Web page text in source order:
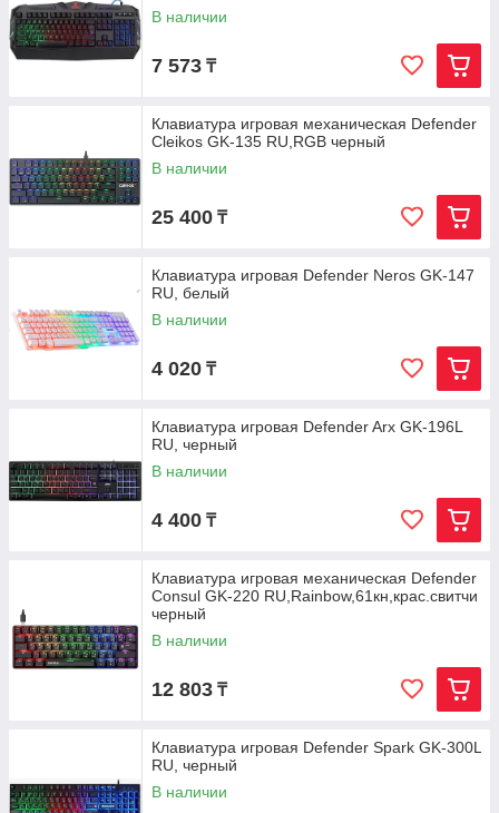
В наличии
7 573 ₸
Клавиатура игровая механическая Defender
Cleikos GK-135 RU,RGB черный
В наличии
25 400 ₸
Клавиатура игровая Defender Neros GK-147
RU, белый
В наличии
4 020 ₸
Клавиатура игровая Defender Arx GK-196L
RU, черный
В наличии
4 400 ₸
Клавиатура игровая механическая Defender
Consul GK-220 RU,Rainbow,61кн,крас.свитчи
черный
В наличии
12 803 ₸
Клавиатура игровая Defender Spark GK-300L
RU, черный
В наличии